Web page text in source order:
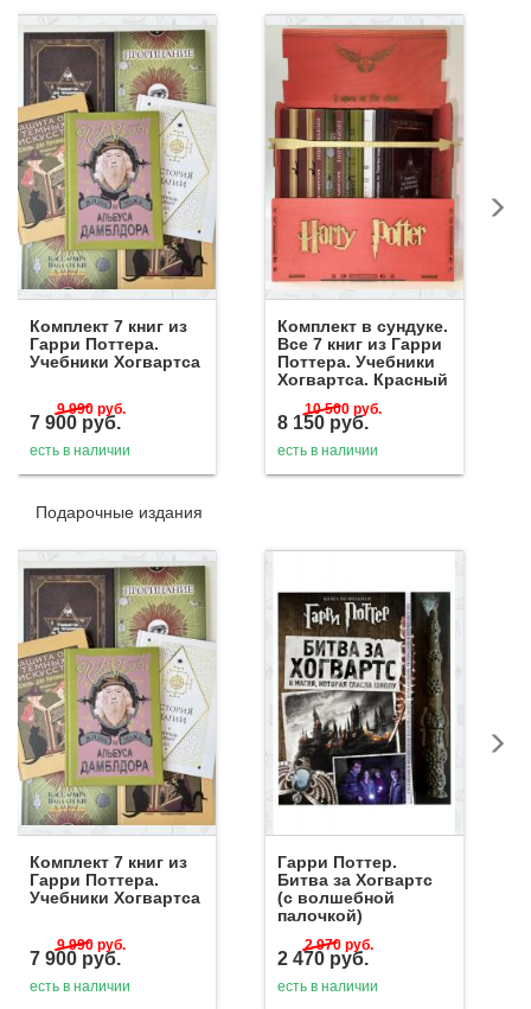
Комплект 7 книг из
Гарри Поттера.
Учебники Хогвартса
9 990 руб.
7 900 руб.
есть в наличии
Комплект в сундуке.
Все 7 книг из Гарри
Поттера. Учебники
Хогвартса. Красный
10 500 руб.
8 150 руб.
есть в наличии
Подарочные издания
Комплект 7 книг из
Гарри Поттера.
Учебники Хогвартса
9 990 руб.
7 900 руб.
есть в наличии
Гарри Поттер.
Битва за Хогвартс
(с волшебной
палочкой)
2 970 руб.
2 470 руб.
есть в наличии